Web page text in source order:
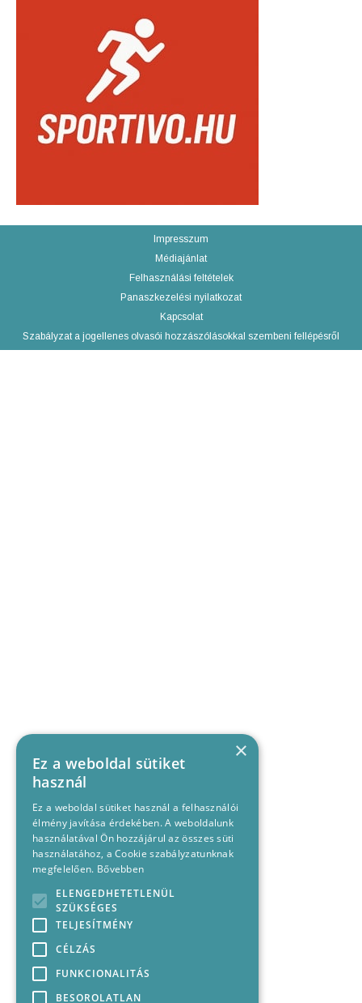
Impresszum
Médiajánlat
Felhasználási feltételek
Panaszkezelési nyilatkozat
Kapcsolat
Szabályzat a jogellenes olvasói hozzászólásokkal szembeni fellépésről
×
Ez a weboldal sütiket
használ
Ez a weboldal sütiket használ a felhasználói
élmény javítása érdekében. A weboldalunk
használatával Ön hozzájárul az összes süti
használatához, a Cookie szabályzatunknak
megfelelően. Bővebben
ELENGEDHETETLENÜL
SZÜKSÉGES
TELJESÍTMÉNY
CÉLZÁS
FUNKCIONALITÁS
BESOROLATLAN